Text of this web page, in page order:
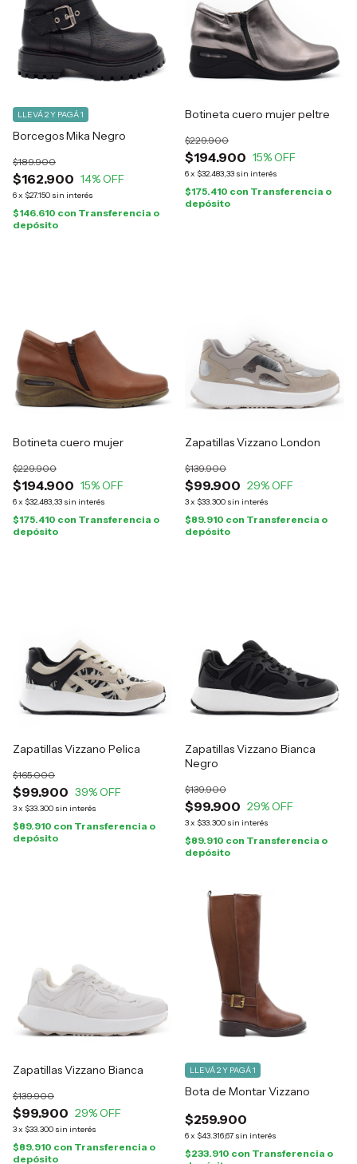
Borcegos Mika Negro
$162.900
$189.900
14% OFF
6x $27.150 sin interés
LLEVÁ 2 Y PAGÁ 1
$146.610 con Transferencia o
depósito
Botineta cuero mujer peltre
$194.900
$229.900
15% OFF
6x $32.483,33 sin interés
$175.410 con Transferencia o
depósito
Botineta cuero mujer
$194.900
$229.900
15% OFF
6x $32.483,33 sin interés
$175.410 con Transferencia o
depósito
Zapatillas Vizzano London
$99.900
$139.900
29% OFF
3x $33.300 sin interés
$89.910 con Transferencia o
depósito
Zapatillas Vizzano Pelica
$99.900
$165.000
39% OFF
3x $33.300 sin interés
$89.910 con Transferencia o
depósito
Zapatillas Vizzano Bianca
Negro
$99.900
$139.900
29% OFF
3x $33.300 sin interés
$89.910 con Transferencia o
depósito
Zapatillas Vizzano Bianca
$99.900
$139.900
29% OFF
3x $33.300 sin interés
$89.910 con Transferencia o
depósito
Bota de Montar Vizzano
$259.900
6x $43.316,67 sin interés
LLEVÁ 2 Y PAGÁ 1
$233.910 con Transferencia o